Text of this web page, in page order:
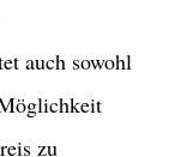
auch sowohl
zu